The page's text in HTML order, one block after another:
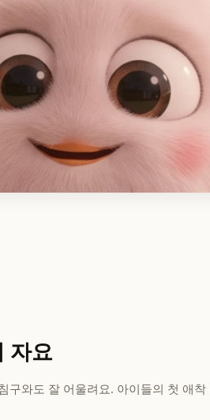
자요
구와도 잘 어울려요. 아이들의 첫 애착